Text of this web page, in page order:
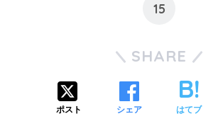
15
SHARE
ポスト シェア はてブ